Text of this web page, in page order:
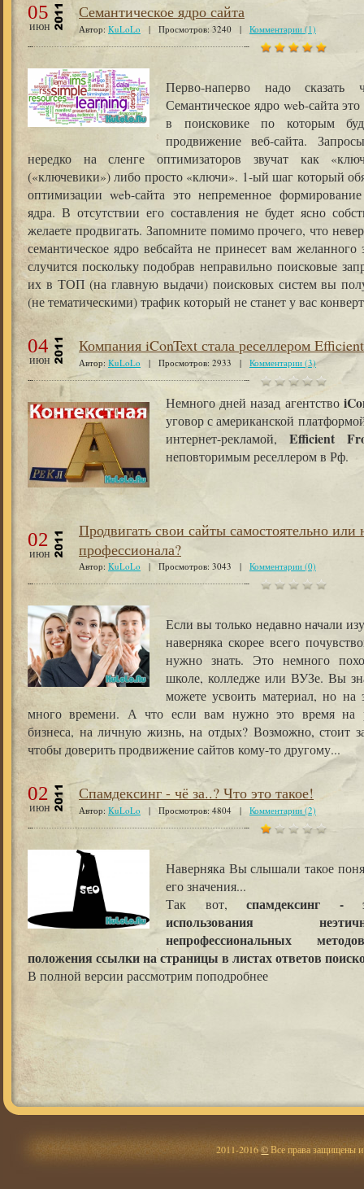
05
июн
Семантическое ядро сайта
Автор: KuLoLo | Просмотров: 3240 | Комментарии (1)
Перво-наперво надо сказать
Семантическое ядро web-сайта
в поисковике по которым
продвижение веб-сайта.
нередко на сленге оптимизаторов звучат как
(«ключевики») либо просто «ключи». 1-ый шаг который
оптимизации web-сайта это непременное формирование
ядра. В отсутствии его составления не будет ясно
желаете продвигать. Запомните помимо прочего, что
семантическое ядро вебсайта не принесет вам
случится поскольку подобрав неправильно поисковые
их в ТОП (на главную выдачи) поисковых систем вы
(не тематическими) трафик который не станет у вас
04
июн
Компания iConText стала реселлером
Автор: KuLoLo | Просмотров: 2933 | Комментарии (3)
Немного дней назад агентство
уговор с американской
интернет-рекламой,Efficient
неповторимым реселлером в Рф.
02
июн
Продвигать свои сайты самостоятельно или
профессионала?
Автор: KuLoLo | Просмотров: 3043 | Комментарии (0)
Если вы только недавно начали
наверняка скорее всего
нужно знать. Это немного
школе, колледже или ВУЗе. Вы
можете усвоить материал, но на
много времени. А что если вам нужно это время на
бизнеса, на личную жизнь, на отдых? Возможно, стоит
чтобы доверить продвижение сайтов кому-то другому...
02
июн
Спамдексинг - чё за..? Что это такое!
Автор: KuLoLo | Просмотров: 4804 | Комментарии (2)
Наверняка Вы слышали такое
его значения...
Так вот,спамдексинг -
использования
непрофессиональных
положения ссылки на страницы в листах ответов
В полной версии рассмотрим поподробнее
2011-2016©Все права защищены